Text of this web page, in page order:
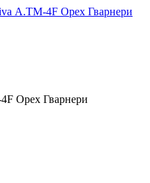
А.ТМ-4F Орех Гварнери
Орех Гварнери